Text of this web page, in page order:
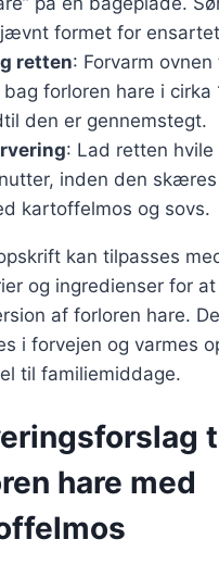
formet for
retten: Forvarm
bag forloren hare i cirka
den er gennemstegt.
: Lad retten hvile
inden den skæres
kartoffelmos og sovs.
kan tilpasses
og ingredienser for
af forloren hare.
i forvejen og varmes
til familiemiddage.
hare med